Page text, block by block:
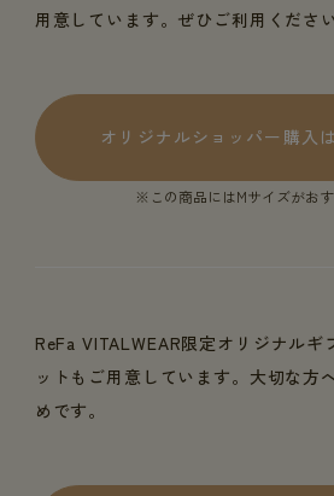
用意しています。ぜひご利用ください
オリジナルショッパー購入
※この商品にはMサイズがおす
ReFa VITALWEAR限定オリジナルギ
ットもご用意しています。大切な方
めです。